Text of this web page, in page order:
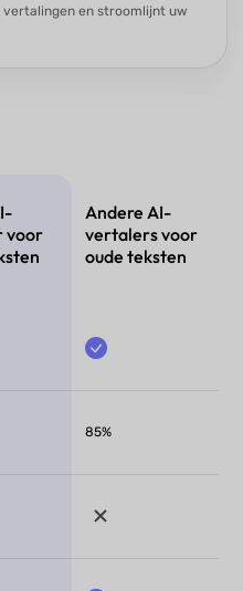
vertalingen en stroomlijnt uw
voor
Andere AI-
vertalers voor
oude teksten
85%